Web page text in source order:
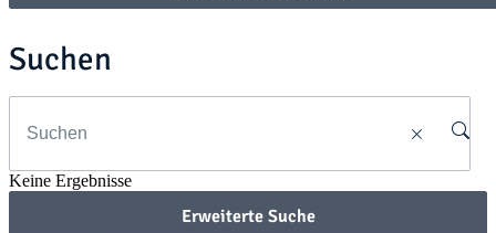
Suchen
Keine Ergebnisse
Erweiterte Suche